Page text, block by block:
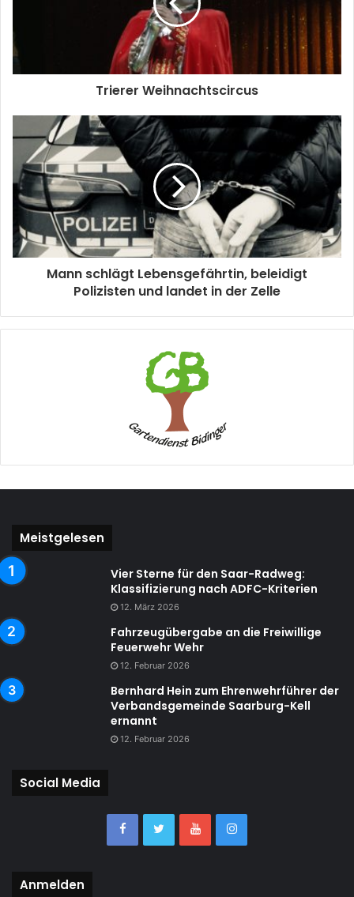
Trierer Weihnachtscircus
Mann schlägt Lebensgefährtin, beleidigt
Polizisten und landet in der Zelle
Meistgelesen
Vier Sterne für den Saar-Radweg:
Klassifizierung nach ADFC-Kriterien
12. März 2026
Fahrzeugübergabe an die Freiwillige
Feuerwehr Wehr
12. Februar 2026
Bernhard Hein zum Ehrenwehrführer der
Verbandsgemeinde Saarburg-Kell
ernannt
12. Februar 2026
Social Media
Anmelden